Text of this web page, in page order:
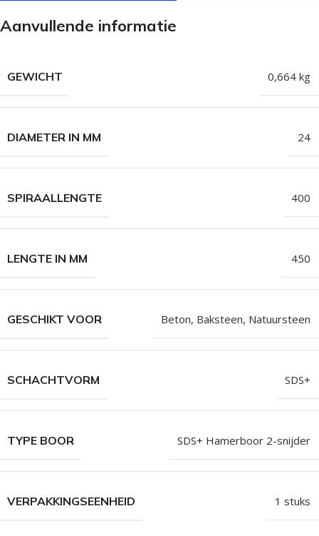
Aanvullende informatie
GEWICHT 0,664 kg
DIAMETER IN MM 24
SPIRAALLENGTE 400
LENGTE IN MM 450
GESCHIKT VOOR Beton, Baksteen, Natuursteen
SCHACHTVORM SDS+
TYPE BOOR SDS+ Hamerboor 2-snijder
VERPAKKINGSEENHEID 1 stuks